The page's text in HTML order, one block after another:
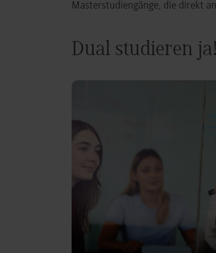
Masterstudiengänge, die direkt
Dual studieren